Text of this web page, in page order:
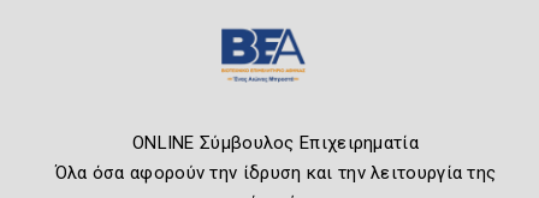
ONLINE Σύμβουλος Επιχειρηματία
Όλα όσα αφορούν την ίδρυση και την λειτουργία της